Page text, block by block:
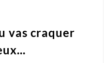
vas craquer